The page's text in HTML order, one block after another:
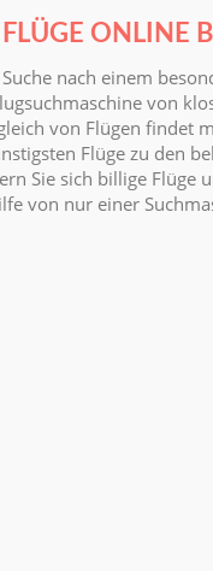
ONLINE
nach einem
von
von Flügen findet
Flüge zu den
Sie sich billige Flüge
von nur einer